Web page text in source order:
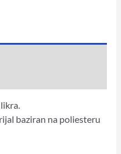
baziran na poliesteru